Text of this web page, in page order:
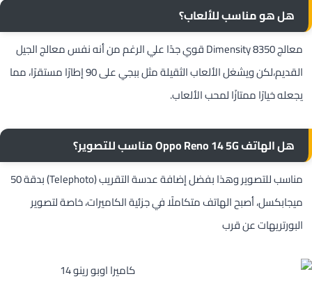
هل هو مناسب للألعاب؟
معالج Dimensity 8350 قوي جدًا علي الرغم من أنه نفس معالج الجيل
القديم،لكن ويشغل الألعاب الثقيلة مثل ببجي على 90 إطارًا مستقرًا، مما
يجعله خيارًا ممتازًا لمحب الألعاب.
هل الهاتف Oppo Reno 14 5G مناسب للتصوير؟
مناسب للتصوير وهذا بفضل إضافة عدسة التقريب (Telephoto) بدقة 50
ميجابكسل، أصبح الهاتف متكاملًا في جزئية الكاميرات، خاصة لتصوير
البورتريهات عن قرب